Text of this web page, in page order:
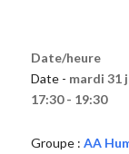
Date/heure
Date - mardi 31
17:30 - 19:30
Groupe : AA